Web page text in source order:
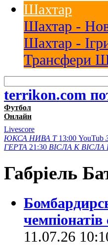
Шахтар
Шахтар -
Шахтар -
Трансфери
terrikon.com
Футбол
Онлайн
Livescore
ЮКСА НИВА Т 13:00 YouTub
ГЕРТА 21:30 ВІСЛА K ВІСЛА
Габрieль
чемпіонатів
11.07.26